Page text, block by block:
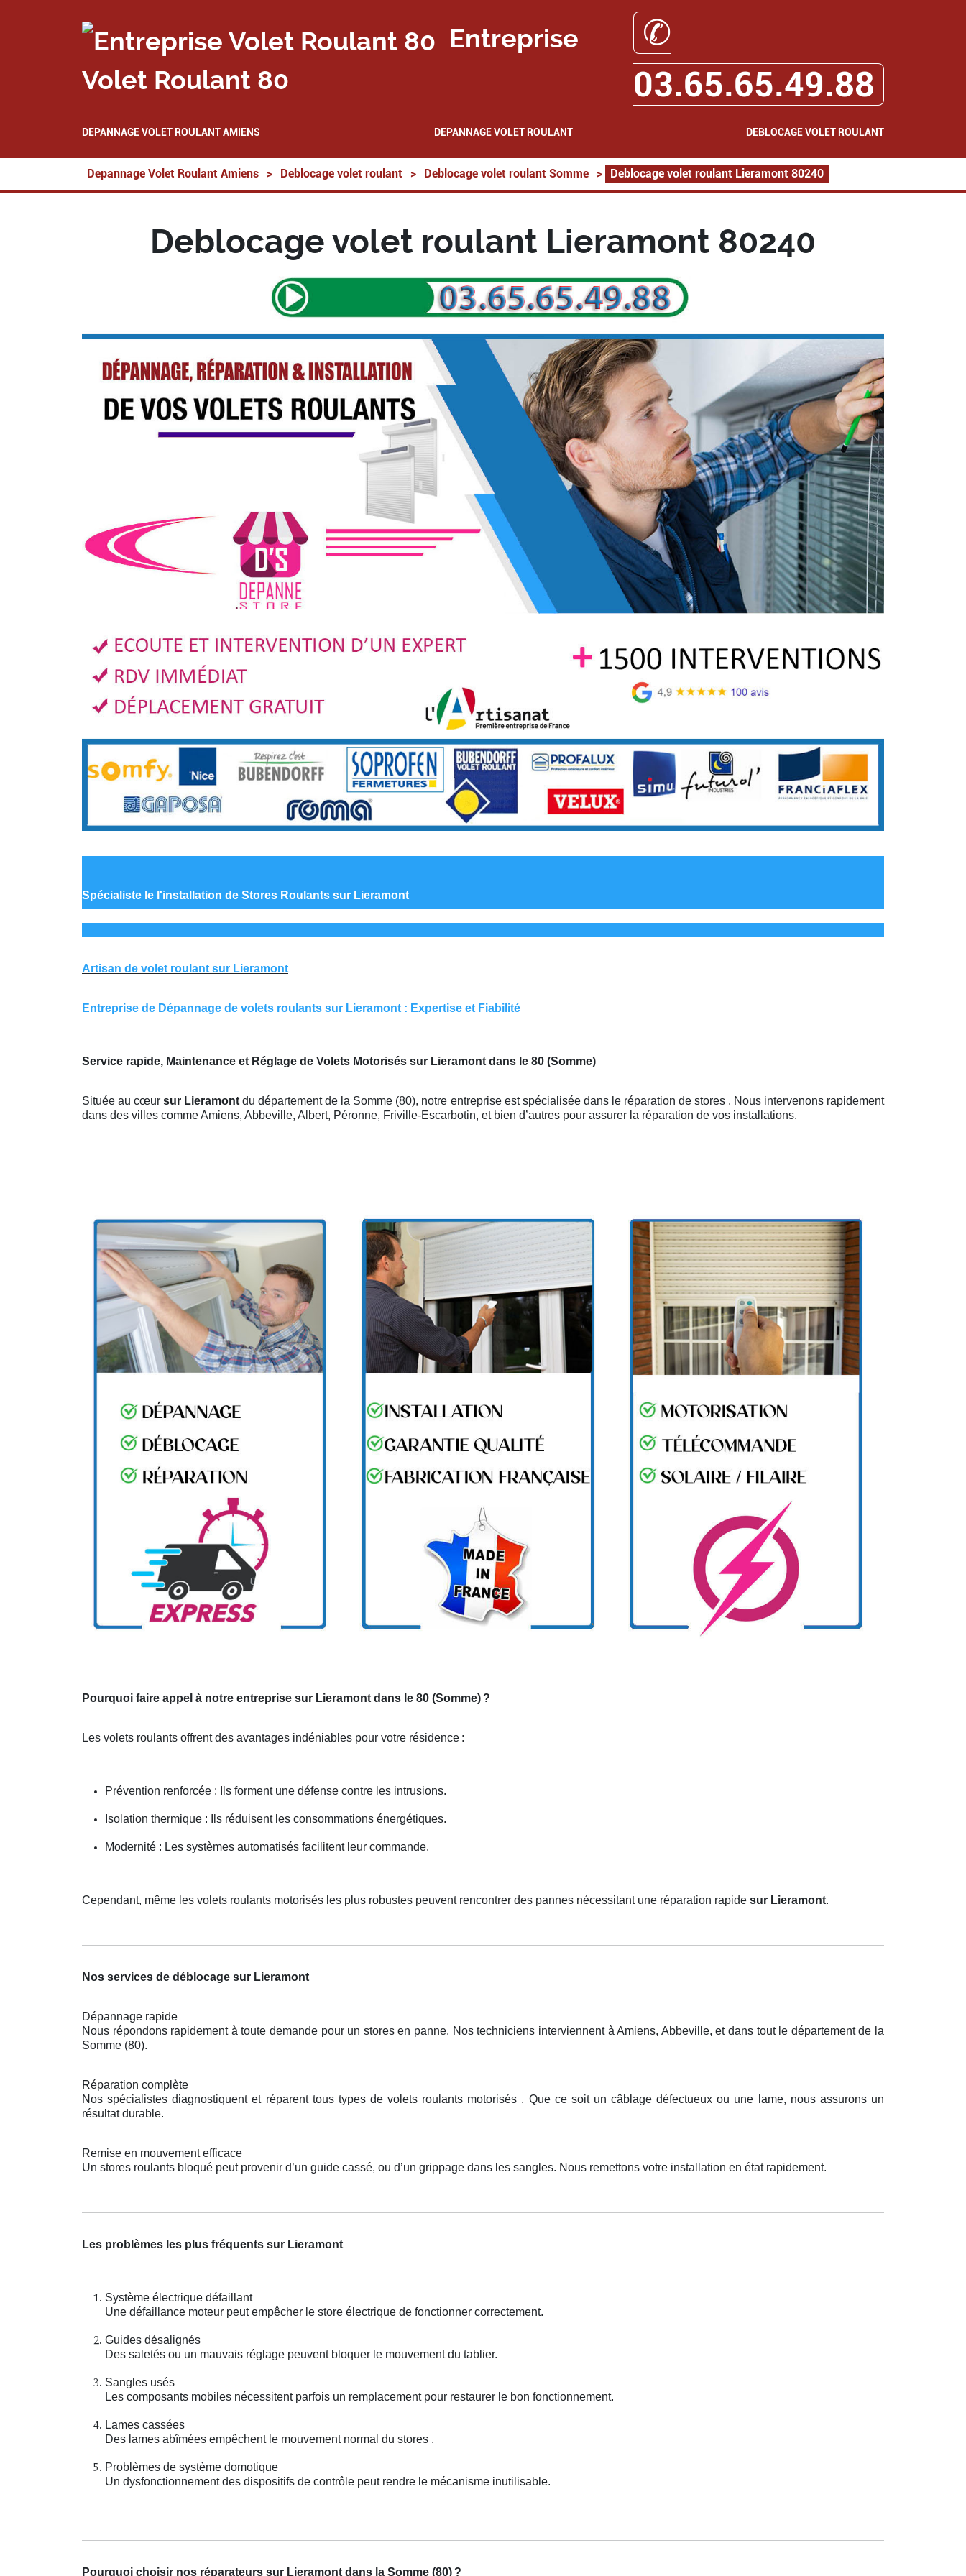
Entreprise
Volet Roulant 80
✆
03.65.65.49.88
DEPANNAGE VOLET ROULANT AMIENS DEPANNAGE VOLET ROULANT DEBLOCAGE VOLET ROULANT
Depannage Volet Roulant Amiens > Deblocage volet roulant > Deblocage volet roulant Somme > Deblocage volet roulant Lieramont 80240
Deblocage volet roulant Lieramont 80240
Spécialiste le l'installation de Stores Roulants sur Lieramont
Artisan de volet roulant sur Lieramont
Entreprise de Dépannage de volets roulants sur Lieramont : Expertise et Fiabilité
Service rapide, Maintenance et Réglage de Volets Motorisés sur Lieramont dans le 80 (Somme)
Située au cœursur Lieramontdu département de la Somme (80), notre entreprise est spécialisée dans le réparation de stores . Nous intervenons rapidement
dans des villes comme Amiens, Abbeville, Albert, Péronne, Friville-Escarbotin, et bien d’autres pour assurer la réparation de vos installations.
Pourquoi faire appel à notre entreprise sur Lieramont dans le 80 (Somme) ?
Les volets roulants offrent des avantages indéniables pour votre résidence :
Prévention renforcée : Ils forment une défense contre les intrusions.
Isolation thermique : Ils réduisent les consommations énergétiques.
Modernité : Les systèmes automatisés facilitent leur commande.
Cependant, même les volets roulants motorisés les plus robustes peuvent rencontrer des pannes nécessitant une réparation rapide sur Lieramont.
Nos services de déblocage sur Lieramont
Dépannage rapide
Nous répondons rapidement à toute demande pour un stores en panne. Nos techniciens interviennent à Amiens, Abbeville, et dans tout le département de la
Somme (80).
Réparation complète
Nos spécialistes diagnostiquent et réparent tous types de volets roulants motorisés . Que ce soit un câblage défectueux ou une lame, nous assurons un
résultat durable.
Remise en mouvement efficace
Un stores roulants bloqué peut provenir d’un guide cassé, ou d’un grippage dans les sangles. Nous remettons votre installation en état rapidement.
Les problèmes les plus fréquents sur Lieramont
Système électrique défaillant
Une défaillance moteur peut empêcher le store électrique de fonctionner correctement.
Guides désalignés
Des saletés ou un mauvais réglage peuvent bloquer le mouvement du tablier.
Sangles usés
Les composants mobiles nécessitent parfois un remplacement pour restaurer le bon fonctionnement.
Lames cassées
Des lames abîmées empêchent le mouvement normal du stores .
Problèmes de système domotique
Un dysfonctionnement des dispositifs de contrôle peut rendre le mécanisme inutilisable.
Pourquoi choisir nos réparateurs sur Lieramont dans la Somme (80) ?